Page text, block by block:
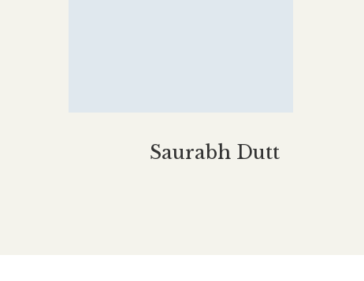
Saurabh Dutt